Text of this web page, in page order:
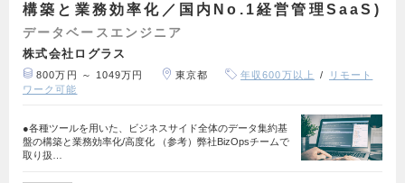
構築と業務効率化／国内No.1経営管理SaaS)
データベースエンジニア
株式会社ログラス
800万円 ～ 1049万円 東京都 年収600万以上
リモート
ワーク可能
●各種ツールを用いた、ビジネスサイド全体のデータ集約基
盤の構築と業務効率化/高度化 （参考）弊社BizOpsチームで
取り扱…